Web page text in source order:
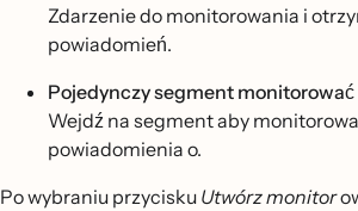
Zdarzenie do monitorowania i
powiadomień.
Pojedynczy segment monitorować
Wejdź na segment aby
powiadomienia o.
Po wybraniu przycisku Utwórz monitor